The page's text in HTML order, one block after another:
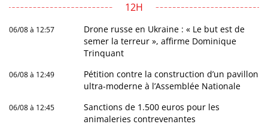
12H
06/08 à 12:57
Drone russe en Ukraine : « Le but est de
semer la terreur », affirme Dominique
Trinquant
06/08 à 12:49
Pétition contre la construction d’un pavillon
ultra-moderne à l’Assemblée Nationale
06/08 à 12:45
Sanctions de 1.500 euros pour les
animaleries contrevenantes